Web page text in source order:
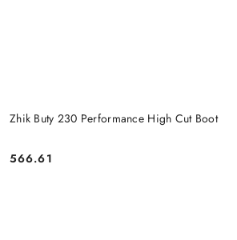
Zhik Buty 230 Performance High Cut Boot
Cena:
566.61